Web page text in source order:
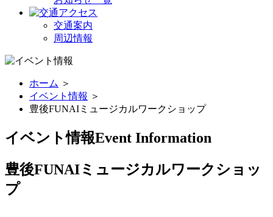
交通案内
周辺情報
ホーム ＞
イベント情報 ＞
豊後FUNAIミュージカルワークショップ
イベント情報Event Information
豊後FUNAIミュージカルワークショッ
プ